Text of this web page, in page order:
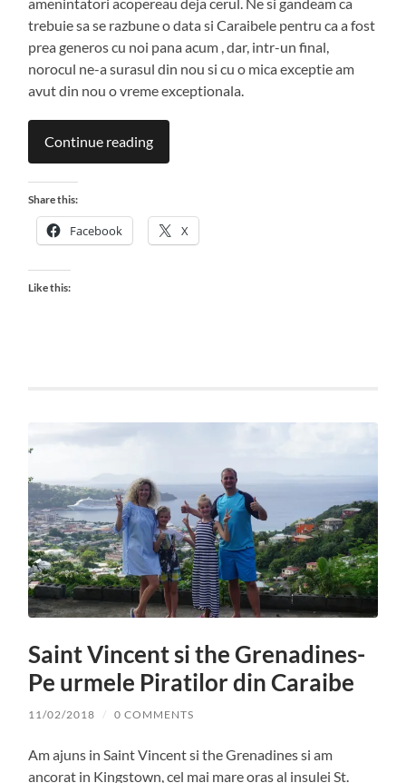
trebuie sa se razbune o data si Caraibele pentru ca a fost
prea generos cu noi pana acum , dar, intr-un final,
norocul ne-a surasul din nou si cu o mica exceptie am
avut din nou o vreme exceptionala.
Continue reading
Share this:
Facebook X
Like this:
Saint Vincent si the Grenadines-
Pe urmele Piratilor din Caraibe
11/02/2018 / 0 COMMENTS
Am ajuns in Saint Vincent si the Grenadines si am
ancorat in Kingstown, cel mai mare oras al insulei St.